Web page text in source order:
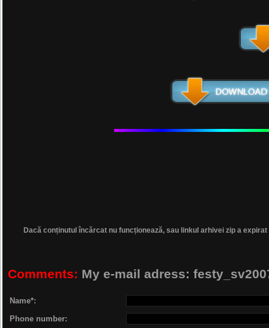
Dacă conținutul încărcat nu funcționează, sau linkul arhivei zip a
Comments: My e-mail adress:
Name*:
Phone number: